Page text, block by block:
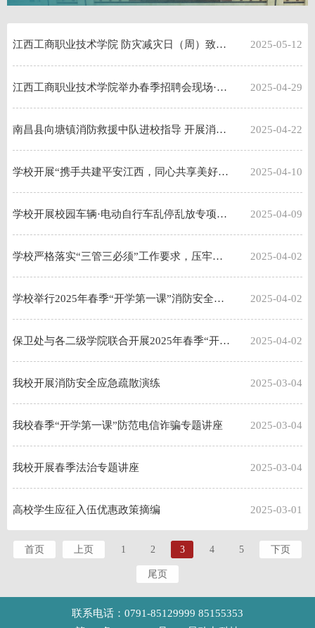
江西工商职业技术学院 防灾减灾日（周）致全校师生的一封信 2025-05-12
江西工商职业技术学院举办春季招聘会现场·征兵宣传工作成为大学生就业的亮点 2025-04-29
南昌县向塘镇消防救援中队进校指导 开展消防培训·应急疏散·消防器材实操实训考核 2025-04-22
学校开展“携手共建平安江西，同心共享美好生活”平安建设宣传月现场咨询活动 2025-04-10
学校开展校园车辆·电动自行车乱停乱放专项整治·打造美丽有序校园环境 2025-04-09
学校严格落实“三管三必须”工作要求，压牢压实岗位安全责任专题培训 2025-04-02
学校举行2025年春季“开学第一课”消防安全知识培训暨消防器材 实操实训考核 2025-04-02
保卫处与各二级学院联合开展2025年春季“开学第一课” 消防“无脚本”应急疏散逃生演练活动 2025-04-02
我校开展消防安全应急疏散演练 2025-03-04
我校春季“开学第一课”防范电信诈骗专题讲座 2025-03-04
我校开展春季法治专题讲座 2025-03-04
高校学生应征入伍优惠政策摘编 2025-03-01
首页 上页 1 2 3 4 5 下页
尾页
联系电话：0791-85129999 85155353